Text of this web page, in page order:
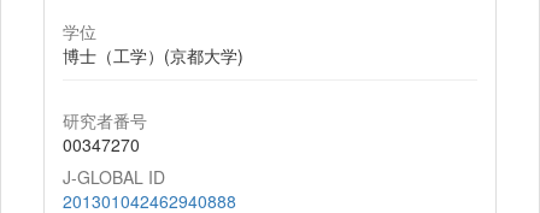
学位
博士（工学）(京都大学)
研究者番号
00347270
J-GLOBAL ID
201301042462940888